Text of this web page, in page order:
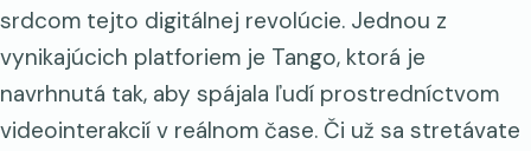
srdcom tejto digitálnej revolúcie. Jednou z
vynikajúcich platforiem je Tango, ktorá je
navrhnutá tak, aby spájala ľudí prostredníctvom
videointerakcií v reálnom čase. Či už sa stretávate